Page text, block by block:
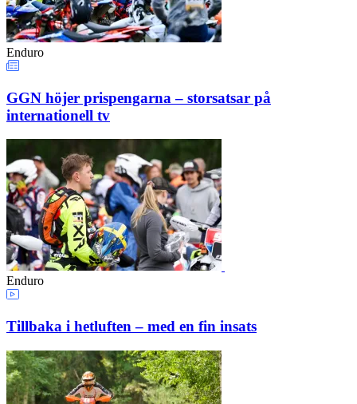
Enduro
GGN höjer prispengarna – storsatsar på
internationell tv
Enduro
Tillbaka i hetluften – med en fin insats